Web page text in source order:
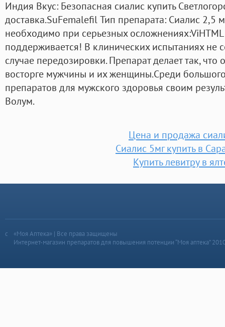
Индия Вкус: Безопасная сиалис купить
доставка.SuFemalefil Тип препарата: Сиалис 2,5
необходимо при серьезных
поддерживается! В клинических испытаниях не
случае передозировки. Препарат делает так, что
восторге мужчины и их женщины.Среди
препаратов для мужского здоровья своим
Волум.
Цена и продажа
Сиалис 5мг купить в
Купить левитру в
«Моя Аптека» | Все права защищены
Интернет-магазин препаратов для повышения потенции “Моя аптека”